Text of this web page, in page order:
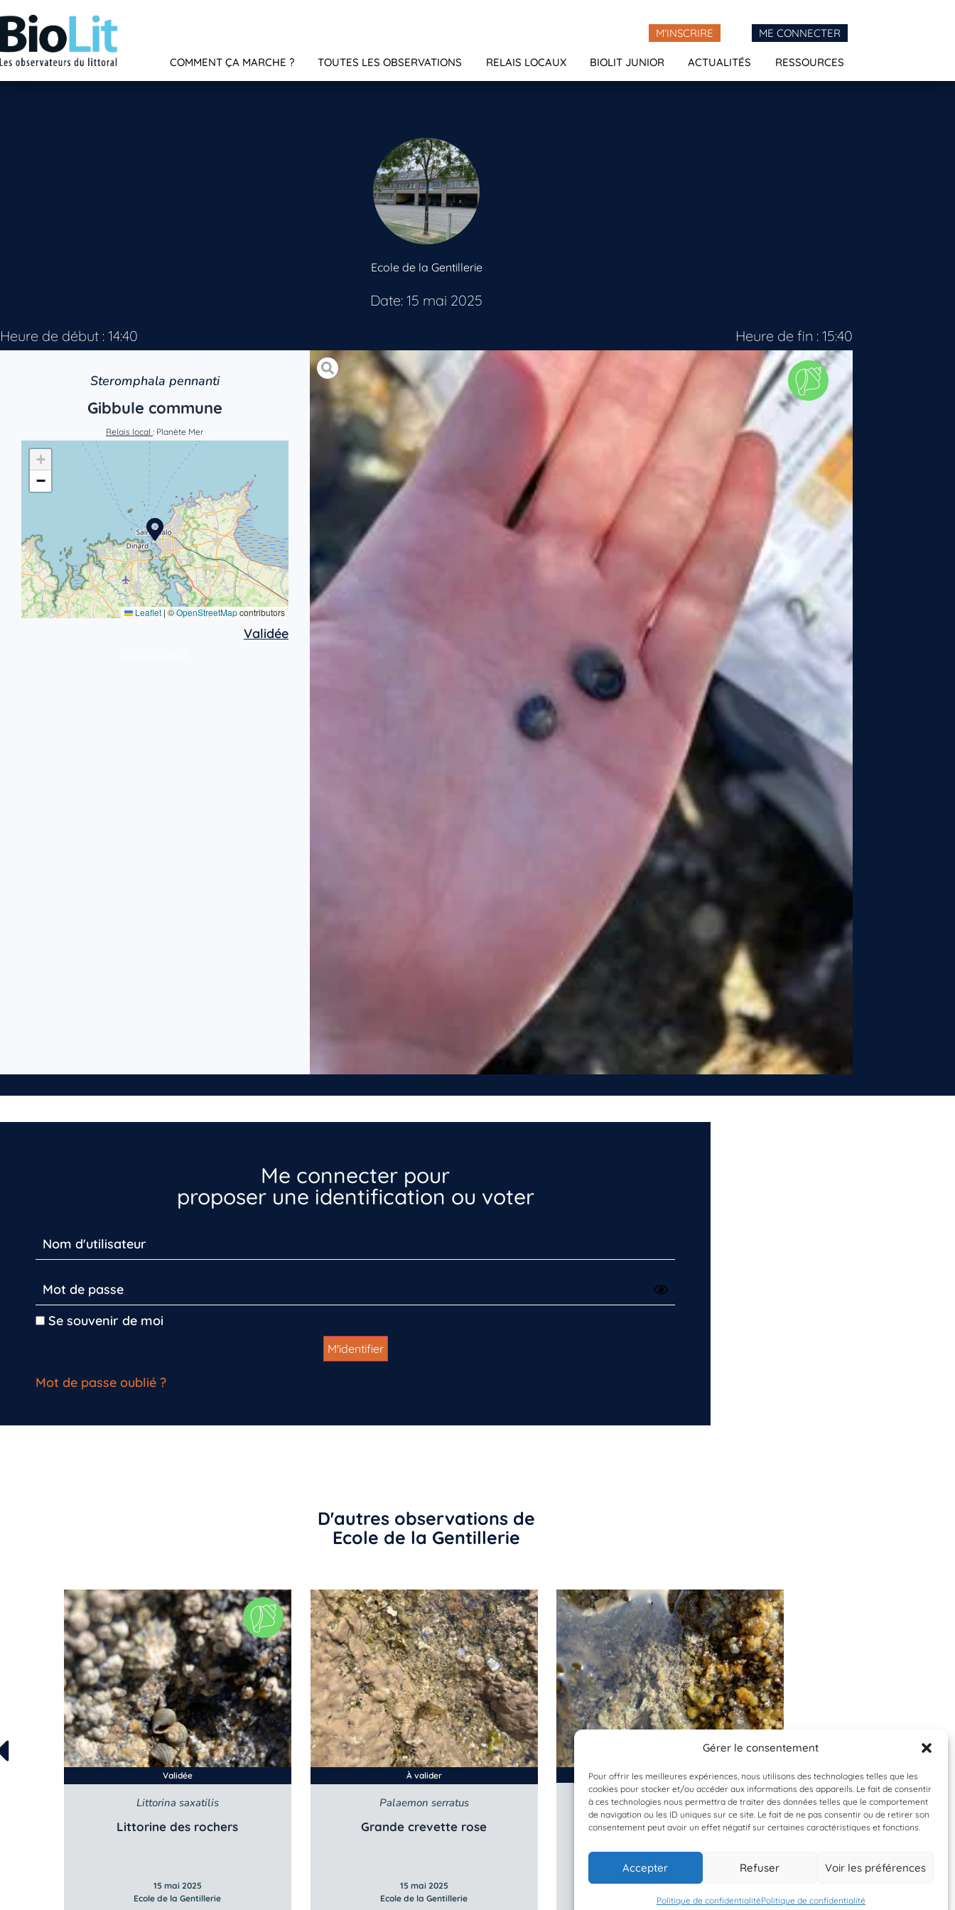
Gérer le consentement
Pour offrir les meilleures expériences, nous utilisons des technologies telles que les
cookies pour stocker et/ou accéder aux informations des appareils. Le fait de consentir
à ces technologies nous permettra de traiter des données telles que le comportement
de navigation ou les ID uniques sur ce site. Le fait de ne pas consentir ou de retirer son
consentement peut avoir un effet négatif sur certaines caractéristiques et fonctions.
Accepter Refuser Voir les préférences
Politique de confidentialitéPolitique de confidentialité
M'INSCRIRE ME CONNECTER
COMMENT ÇA MARCHE ? TOUTES LES OBSERVATIONS RELAIS LOCAUX BIOLIT JUNIOR ACTUALITÉS RESSOURCES
Ecole de la Gentillerie
Date: 15 mai 2025
Heure de début : 14:40
Heure de fin : 15:40
Steromphala pennanti
Gibbule commune
Relais local : Planète Mer
+
−
Leaflet | ©OpenStreetMapcontributors
Validée
Me connecter pour
proposer une identification ou voter
Se souvenir de moi
Mot de passe oublié ?
D'autres observations de
Ecole de la Gentillerie
Validée
Littorina saxatilis
Littorine des rochers
15 mai 2025
Ecole de la Gentillerie
À valider
Palaemon serratus
Grande crevette rose
15 mai 2025
Ecole de la Gentillerie
Espèce à identifier
15 mai 2025
Ecole de la Gentillerie
Validée
Littorina fabalis/
Littorine fabalis/